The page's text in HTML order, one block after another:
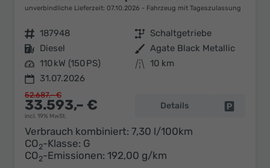
unverbindliche Lieferzeit: 07.10.2026 Fahrzeug mit Tageszulassung
Fahrzeugnr. 187948 Getriebe Schaltgetriebe
Kraftstoff Diesel Außenfarbe Agate Black Metallic
Leistung 110 kW (150 PS) Kilometerstand 10 km
31.07.2026
33.593,– €
incl. 19% MwSt.
52.687,– €
Details
Verbrauch kombiniert: 7,30 l/100km
CO2-Klasse: G
CO2-Emissionen: 192,00 g/km